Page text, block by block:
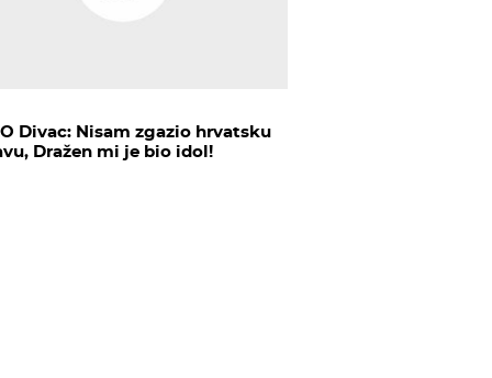
Divac: Nisam zgazio hrvatsku
Dražen mi je bio idol!